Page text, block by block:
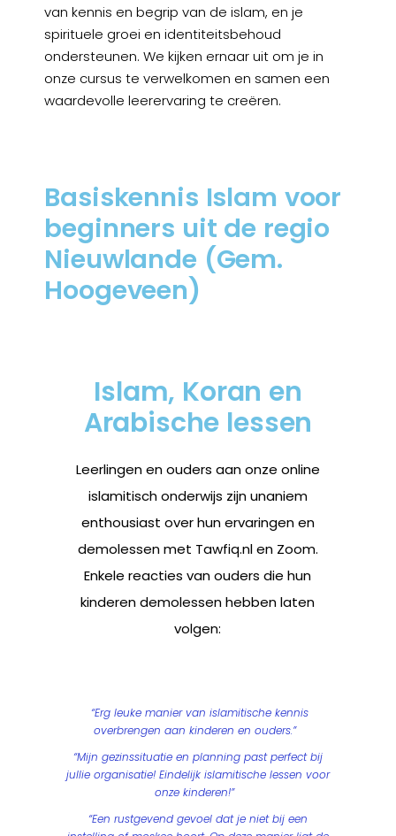
van kennis en begrip van de islam, en je
spirituele groei en identiteitsbehoud
ondersteunen. We kijken ernaar uit om je in
onze cursus te verwelkomen en samen een
waardevolle leerervaring te creëren.
Basiskennis Islam voor
beginners uit de regio
Nieuwlande (Gem.
Hoogeveen)
Islam, Koran en
Arabische lessen
Leerlingen en ouders aan onze online
islamitisch onderwijs zijn unaniem
enthousiast over hun ervaringen en
demolessen met Tawfiq.nl en Zoom.
Enkele reacties van ouders die hun
kinderen demolessen hebben laten
volgen:
“Erg leuke manier van islamitische kennis
overbrengen aan kinderen en ouders.”
“Mijn gezinssituatie en planning past perfect bij
jullie organisatie! Eindelijk islamitische lessen voor
onze kinderen!”
“Een rustgevend gevoel dat je niet bij een